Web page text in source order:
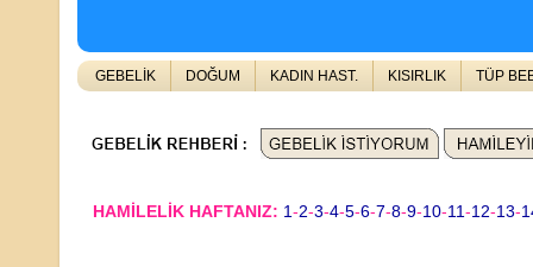
GEBELİK DOĞUM KADIN HAST. KISIRLIK TÜP
HAMİLELİK HAFTANIZ: 1-2-3-4-5-6-7-8-9-10-11-12-13-